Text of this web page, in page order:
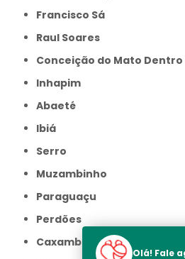
Francisco Sá
Raul Soares
Conceição do Mato Dentro
Inhapim
Abaeté
Ibiá
Serro
Muzambinho
Paraguaçu
Perdões
Caxambu
Olá! Fale